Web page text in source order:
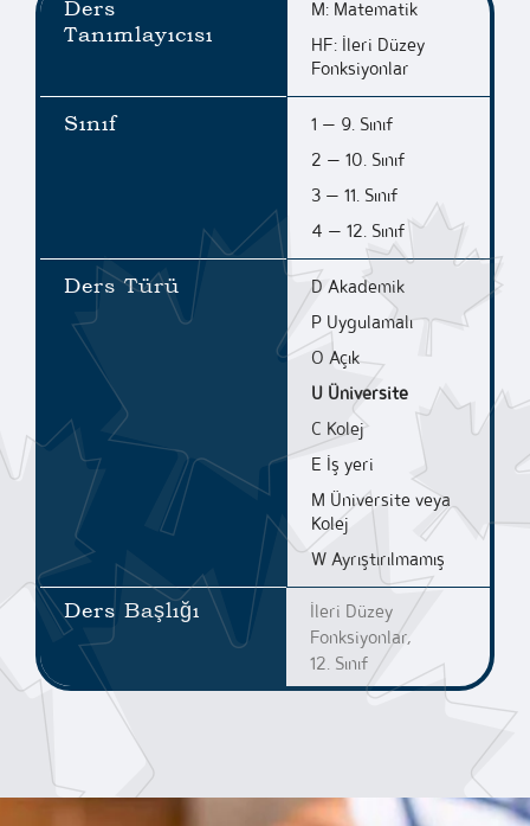
Ders
Tanımlayıcısı
M: Matematik
HF: İleri Düzey
Fonksiyonlar
Sınıf
1 — 9. Sınıf
2 — 10. Sınıf
3 — 11. Sınıf
4 — 12. Sınıf
Ders Türü
D Akademik
P Uygulamalı
O Açık
U Üniversite
C Kolej
E İş yeri
M Üniversite veya
Kolej
W Ayrıştırılmamış
Ders Başlığı
İleri Düzey
Fonksiyonlar,
12. Sınıf